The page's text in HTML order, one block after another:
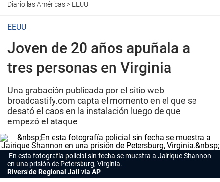
Diario las Américas> EEUU
EEUU
Joven de 20 años apuñala a
tres personas en Virginia
Una grabación publicada por el sitio web
broadcastify.com capta el momento en el que se
desató el caos en la instalación luego de que
empezó el ataque
En esta fotografía policial sin fecha se muestra a Jairique Shannon
en una prisión de Petersburg, Virginia.
Riverside Regional Jail via AP